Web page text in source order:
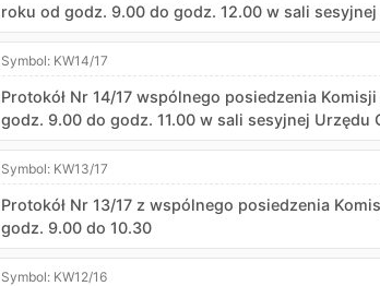
roku od godz. 9.00 do godz. 12.00 w sali
Symbol: KW14/17
Protokół Nr 14/17 wspólnego posiedzenia
godz. 9.00 do godz. 11.00 w sali sesyjnej Urzędu
Symbol: KW13/17
Protokół Nr 13/17 z wspólnego posiedzenia
godz. 9.00 do 10.30
Symbol: KW12/16